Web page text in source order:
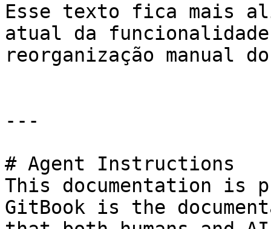
Esse texto fica mais
atual da
reorganização manual
---
# Agent Instructions
This documentation is
GitBook is the